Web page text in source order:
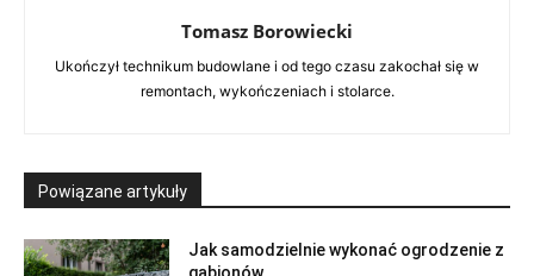
Tomasz Borowiecki
Ukończył technikum budowlane i od tego czasu zakochał się w
remontach, wykończeniach i stolarce.
Powiązane artykuły
Jak samodzielnie wykonać ogrodzenie z
gabionów